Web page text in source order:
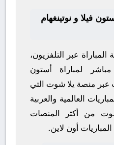
فيلا و نوتينغهام
عبر التلفزيون،
لمباراة أستون
عبر منصة يلا شوت التي
العالمية والعربية
من أكثر المنصات
المباريات أون لاين.